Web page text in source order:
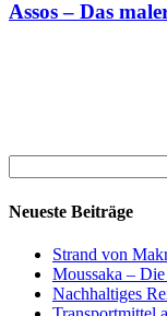
Assos – Das
Neueste Beiträge
Strand von
Moussaka –
Nachhaltiges